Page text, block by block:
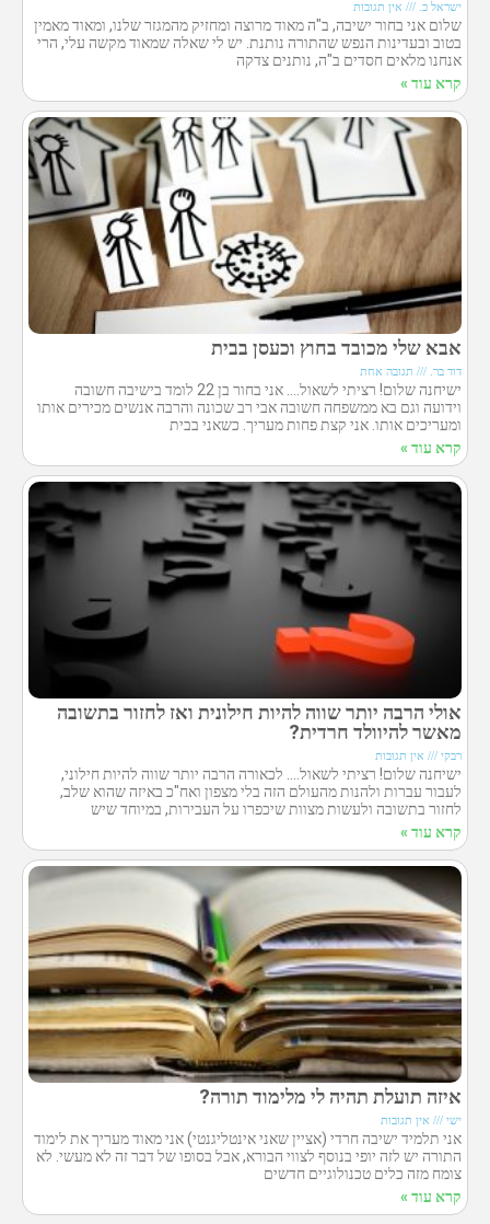
ישראל כ. אין תגובות
שלום אני בחור ישיבה, ב"ה מאוד מרוצה ומחזיק מהמגזר שלנו, ומאוד מאמין
בטוב ובעדינות הנפש שהתורה נותנת. יש לי שאלה שמאוד מקשה עלי, הרי
אנחנו מלאים חסדים ב"ה, נותנים צדקה
קרא עוד »
אבא שלי מכובד בחוץ וכעסן בבית
דוד בר. תגובה אחת
ישיחנה שלום! רציתי לשאול…. אני בחור בן 22 לומד בישיבה חשובה
וידועה וגם בא ממשפחה חשובה אבי רב שכונה והרבה אנשים מכירים אותו
ומעריכים אותו. אני קצת פחות מעריך. כשאני בבית
קרא עוד »
אולי הרבה יותר שווה להיות חילונית ואז לחזור בתשובה
מאשר להיוולד חרדית?
רבקי אין תגובות
ישיחנה שלום! רציתי לשאול…. לכאורה הרבה יותר שווה להיות חילוני,
לעבור עברות ולהנות מהעולם הזה בלי מצפון ואח"כ באיזה שהוא שלב,
לחזור בתשובה ולעשות מצוות שיכפרו על העבירות, במיוחד שיש
קרא עוד »
איזה תועלת תהיה לי מלימוד תורה?
ישי אין תגובות
אני תלמיד ישיבה חרדי (אציין שאני אינטליגנטי) אני מאוד מעריך את לימוד
התורה יש לזה יופי בנוסף לצווי הבורא, אבל בסופו של דבר זה לא מעשי. לא
צומח מזה כלים טכנולוגיים חדשים
קרא עוד »